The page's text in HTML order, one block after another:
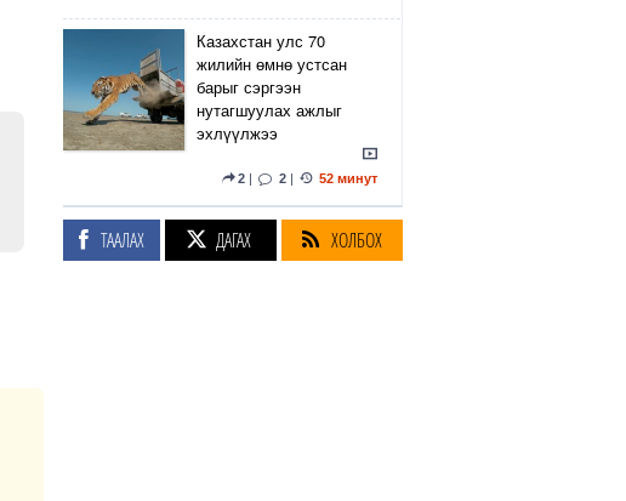
Казахстан улс 70
жилийн өмнө устсан
барыг сэргээн
нутагшуулах ажлыг
эхлүүлжээ
2 | 2 | 52 минут
"Нийтийн тээврийн
автобусны Ч:19А, Ч:19Б
ТААЛАХ ДАГАХ ХОЛБОХ